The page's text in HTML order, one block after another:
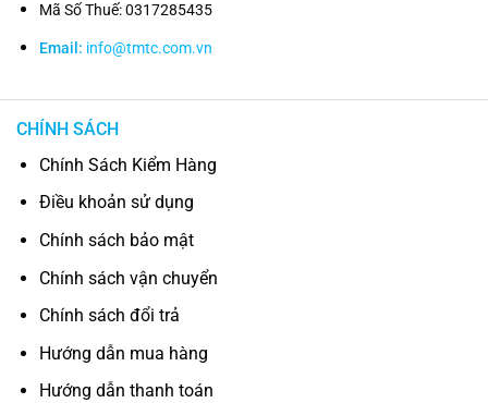
Mã Số Thuế: 0317285435
Email: info@tmtc.com.vn
CHÍNH SÁCH
Chính Sách Kiểm Hàng
Điều khoản sử dụng
Chính sách bảo mật
Chính sách vận chuyển
Chính sách đổi trả
Hướng dẫn mua hàng
Hướng dẫn thanh toán